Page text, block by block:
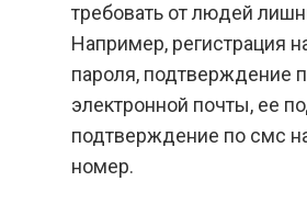
требовать от людей
Например, регистрация
пароля, подтверждение
электронной почты, ее
подтверждение по смс
номер.